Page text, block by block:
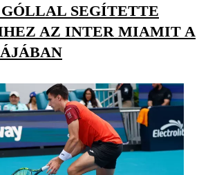
SEGÍTETTE
AZ INTER MIAMIT A